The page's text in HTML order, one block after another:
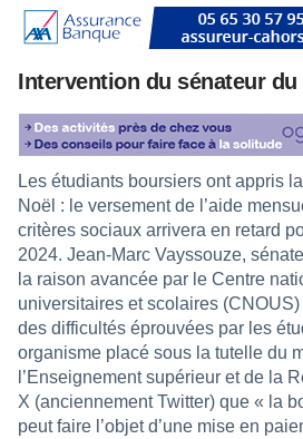
Intervention du sénateur du
Les étudiants boursiers ont appris
Noël : le versement de l’aide
critères sociaux arrivera en retard
2024. Jean-Marc Vayssouze,
la raison avancée par le Centre
universitaires et scolaires (CNOUS)
des difficultés éprouvées par les
organisme placé sous la tutelle du
l’Enseignement supérieur et de la
X (anciennement Twitter) que « la
peut faire l’objet d’une mise en